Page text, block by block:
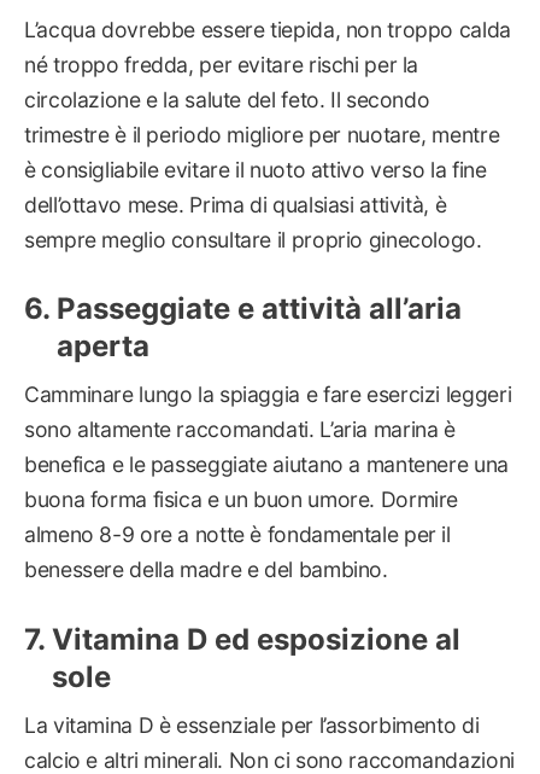
L’acqua dovrebbe essere tiepida, non troppo calda
né troppo fredda, per evitare rischi per la
circolazione e la salute del feto. Il secondo
trimestre è il periodo migliore per nuotare, mentre
è consigliabile evitare il nuoto attivo verso la fine
dell’ottavo mese. Prima di qualsiasi attività, è
sempre meglio consultare il proprio ginecologo.
Passeggiate e attività all’aria
aperta
Camminare lungo la spiaggia e fare esercizi leggeri
sono altamente raccomandati. L’aria marina è
benefica e le passeggiate aiutano a mantenere una
buona forma fisica e un buon umore. Dormire
almeno 8-9 ore a notte è fondamentale per il
benessere della madre e del bambino.
Vitamina D ed esposizione al
sole
La vitamina D è essenziale per l’assorbimento di
calcio e altri minerali. Non ci sono raccomandazioni